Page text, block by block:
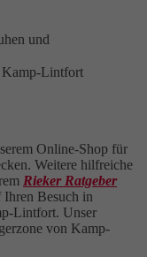
und
Kamp-Lintfort
Online-Shop für
Weitere hilfreiche
Rieker Ratgeber
Besuch in
Lintfort. Unser
von Kamp-